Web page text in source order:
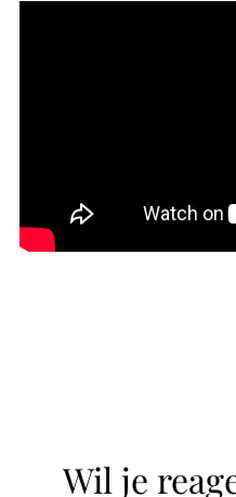
Wil je